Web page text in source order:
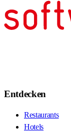
Entdecken
Restaurants
Hotels